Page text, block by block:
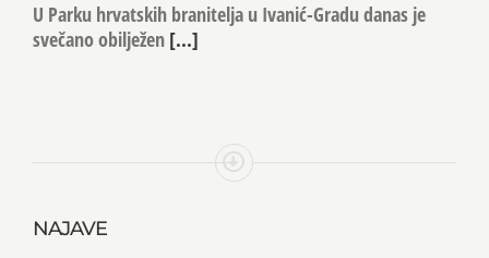
U Parku hrvatskih branitelja u Ivanić-Gradu danas je
svečano obilježen [...]
NAJAVE